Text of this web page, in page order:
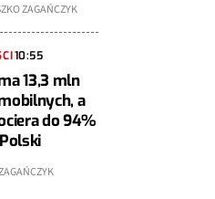
ZAGAŃCZYK
10:55
13,3 mln
a
do 94%